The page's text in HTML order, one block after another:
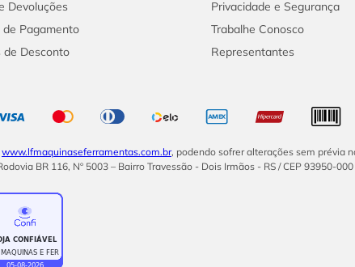
Devoluções
de Pagamento
de Desconto
Privacidade e Segurança
Trabalhe Conosco
Representantes
www.lfmaquinaseferramentas.com.br, podendo sofrer alterações sem prévia
BR 116, Nº 5003 – Bairro Travessão - Dois Irmãos - RS / CEP 93950-